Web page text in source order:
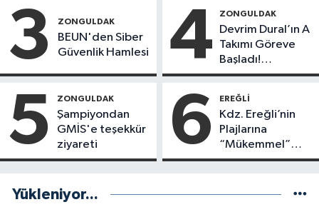
Başladı
3 ZONGULDAK
BEUN'den Siber
Güvenlik Hamlesi
4 ZONGULDAK
Devrim Dural’ın A
Takımı Göreve
Başladı!
Yönetimde
5 ZONGULDAK
Şampiyondan
GMİS'e teşekkür
ziyareti
6 EREĞLI
Kdz. Ereğli’nin
Plajlarına
“Mükemmel”
Notu!
Yükleniyor...